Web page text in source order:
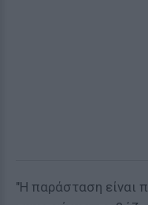
"Η παράσταση είναι